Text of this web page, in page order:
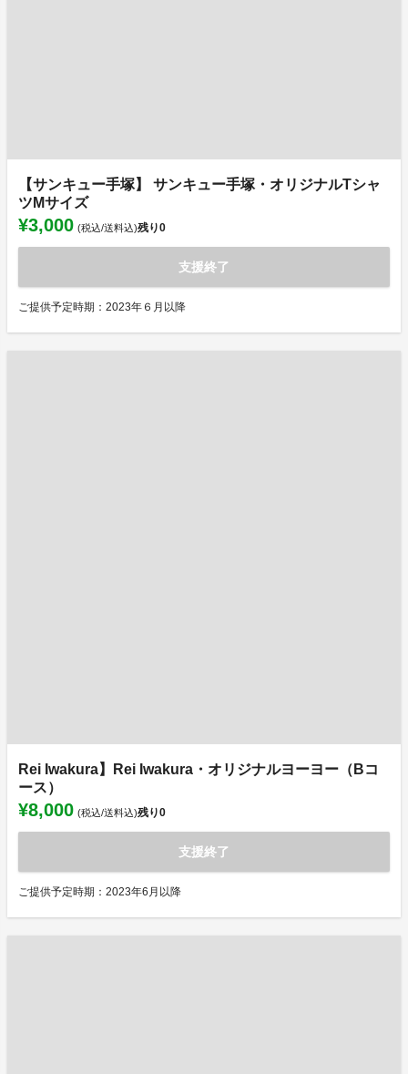
【サンキュー手塚】 サンキュー手塚・オリジナルTシャ
ツMサイズ
¥3,000 (税込/送料込)残り0
支援終了
ご提供予定時期：2023年６月以降
Rei Iwakura】Rei Iwakura・オリジナルヨーヨー（Bコ
ース）
¥8,000 (税込/送料込)残り0
支援終了
ご提供予定時期：2023年6月以降